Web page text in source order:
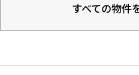
すべての物件